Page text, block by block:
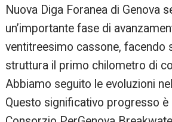
Nuova Diga Foranea di Genova
un’importante fase di
ventitreesimo cassone, facendo
struttura il primo chilometro di
Abbiamo seguito le evoluzioni
Questo significativo progresso è